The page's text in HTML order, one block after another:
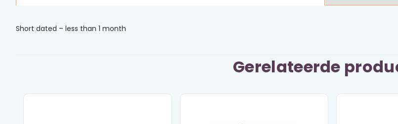
Short dated – less than 1 month
Gerelateerde